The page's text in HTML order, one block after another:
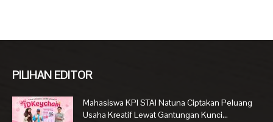
PILIHAN EDITOR
Mahasiswa KPI STAI Natuna Ciptakan Peluang
Usaha Kreatif Lewat Gantungan Kunci...